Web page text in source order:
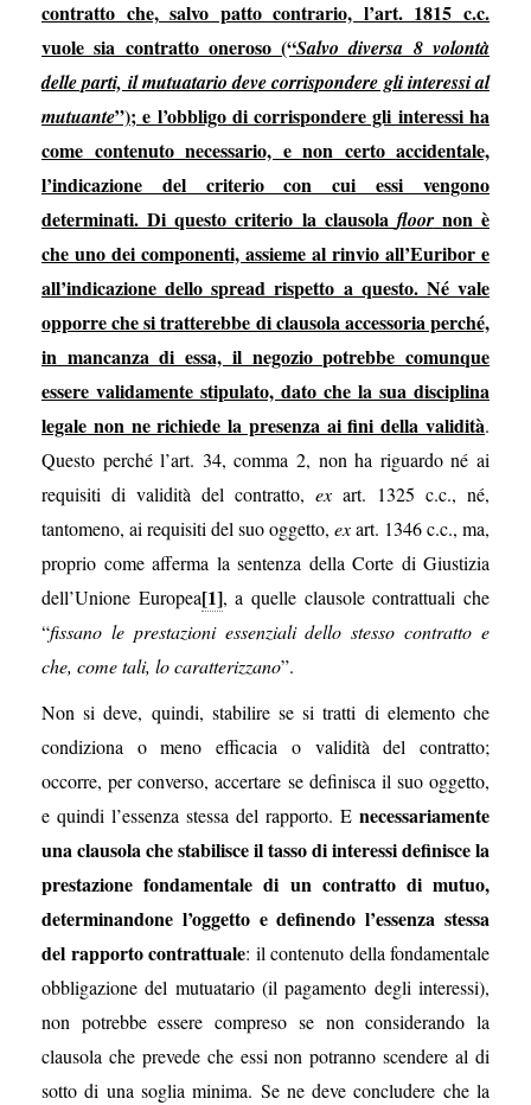
contratto che, salvo patto contrario, l’art. 1815 c.c.
vuole sia contratto oneroso (“Salvo diversa 8 volontà
delle parti, il mutuatario deve corrispondere gli interessi al
mutuante”); e l’obbligo di corrispondere gli interessi ha
come contenuto necessario, e non certo accidentale,
l’indicazione del criterio con cui essi vengono
determinati. Di questo criterio la clausola floornon è
che uno dei componenti, assieme al rinvio all’Euribor e
all’indicazione dello spread rispetto a questo. Né vale
opporre che si tratterebbe di clausola accessoria perché,
in mancanza di essa, il negozio potrebbe comunque
essere validamente stipulato, dato che la sua disciplina
legale non ne richiede la presenza ai fini della validità.
Questo perché l’art. 34, comma 2, non ha riguardo né ai
requisiti di validità del contratto, ex art. 1325 c.c., né,
tantomeno, ai requisiti del suo oggetto, exart. 1346 c.c., ma,
proprio come afferma la sentenza della Corte di Giustizia
dell’Unione Europea[1], a quelle clausole contrattuali che
“fissano le prestazioni essenziali dello stesso contratto e
che, come tali, lo caratterizzano”.
Non si deve, quindi, stabilire se si tratti di elemento che
condiziona o meno efficacia o validità del contratto;
occorre, per converso, accertare se definisca il suo oggetto,
e quindi l’essenza stessa del rapporto. E necessariamente
una clausola che stabilisce il tasso di interessi definisce la
prestazione fondamentale di un contratto di mutuo,
determinandone l’oggetto e definendo l’essenza stessa
del rapporto contrattuale: il contenuto della fondamentale
obbligazione del mutuatario (il pagamento degli interessi),
non potrebbe essere compreso se non considerando la
clausola che prevede che essi non potranno scendere al di
sotto di una soglia minima. Se ne deve concludere che la